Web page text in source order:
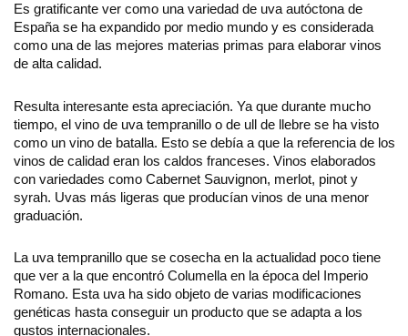
Es gratificante ver como una variedad de uva autóctona de
España se ha expandido por medio mundo y es considerada
como una de las mejores materias primas para elaborar vinos
de alta calidad.
Resulta interesante esta apreciación. Ya que durante mucho
tiempo, el vino de uva tempranillo o de ull de llebre se ha visto
como un vino de batalla. Esto se debía a que la referencia de los
vinos de calidad eran los caldos franceses. Vinos elaborados
con variedades como Cabernet Sauvignon, merlot, pinot y
syrah. Uvas más ligeras que producían vinos de una menor
graduación.
La uva tempranillo que se cosecha en la actualidad poco tiene
que ver a la que encontró Columella en la época del Imperio
Romano. Esta uva ha sido objeto de varias modificaciones
genéticas hasta conseguir un producto que se adapta a los
gustos internacionales.